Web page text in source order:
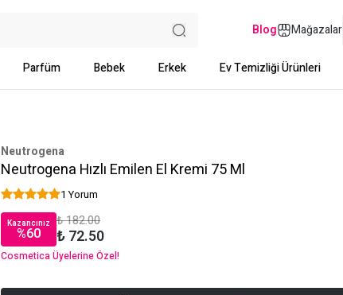
Blog Mağazalar
Parfüm Bebek Erkek Ev Temizliği Ürünleri
Neutrogena
Neutrogena Hızlı Emilen El Kremi 75 Ml
1 Yorum
Kazancınız
%60
₺ 182.00
₺ 72.50
Cosmetica Üyelerine Özel!